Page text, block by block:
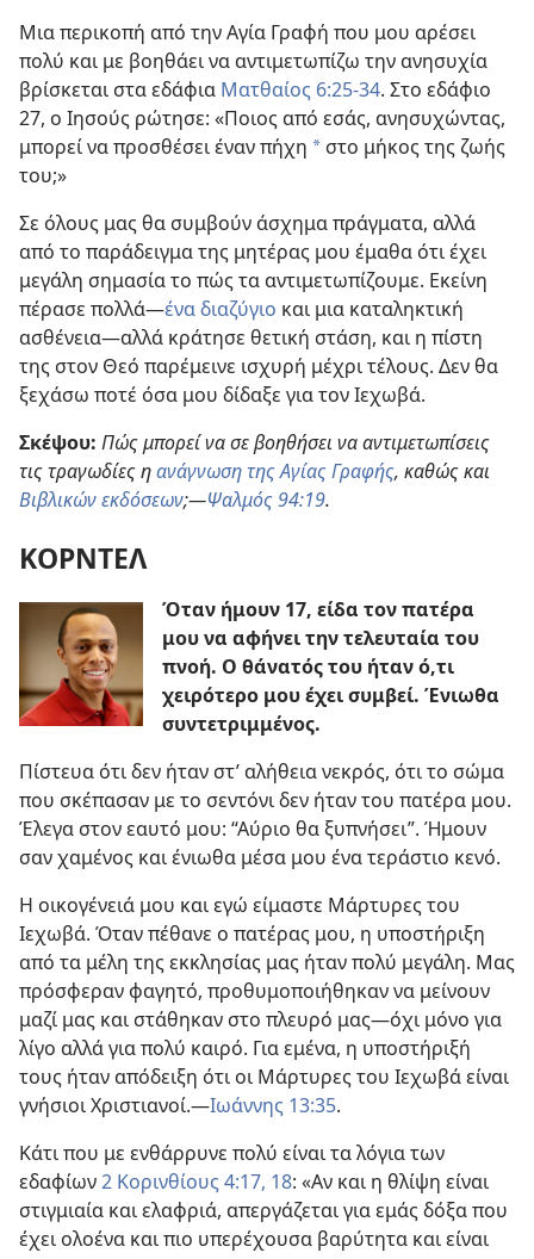
Μια περικοπή από την Αγία Γραφή που μου αρέσει
πολύ και με βοηθάει να αντιμετωπίζω την ανησυχία
βρίσκεται στα εδάφια Ματθαίος 6:25-34. Στο εδάφιο
27, ο Ιησούς ρώτησε: «Ποιος από εσάς, ανησυχώντας,
μπορεί να προσθέσει έναν πήχη a στο μήκος της ζωής
του;»
Σε όλους μας θα συμβούν άσχημα πράγματα, αλλά
από το παράδειγμα της μητέρας μου έμαθα ότι έχει
μεγάλη σημασία το πώς τα αντιμετωπίζουμε. Εκείνη
πέρασε πολλά​—ένα διαζύγιο και μια καταληκτική
ασθένεια—αλλά κράτησε θετική στάση, και η πίστη
της στον Θεό παρέμεινε ισχυρή μέχρι τέλους. Δεν θα
ξεχάσω ποτέ όσα μου δίδαξε για τον Ιεχωβά.
Σκέψου: Πώς μπορεί να σε βοηθήσει να αντιμετωπίσεις
τις τραγωδίες ηανάγνωση της Αγίας Γραφής, καθώς και
Βιβλικών εκδόσεων;—Ψαλμός 94:19.
ΚΟΡΝΤΕΛ
Όταν ήμουν 17, είδα τον πατέρα
μου να αφήνει την τελευταία του
πνοή. Ο θάνατός του ήταν ό,τι
χειρότερο μου έχει συμβεί. Ένιωθα
συντετριμμένος.
Πίστευα ότι δεν ήταν στ’ αλήθεια νεκρός, ότι το σώμα
που σκέπασαν με το σεντόνι δεν ήταν του πατέρα μου.
Έλεγα στον εαυτό μου: “Αύριο θα ξυπνήσει”. Ήμουν
σαν χαμένος και ένιωθα μέσα μου ένα τεράστιο κενό.
Η οικογένειά μου και εγώ είμαστε Μάρτυρες του
Ιεχωβά. Όταν πέθανε ο πατέρας μου, η υποστήριξη
από τα μέλη της εκκλησίας μας ήταν πολύ μεγάλη. Μας
πρόσφεραν φαγητό, προθυμοποιήθηκαν να μείνουν
μαζί μας και στάθηκαν στο πλευρό μας​—όχι μόνο για
λίγο αλλά για πολύ καιρό. Για εμένα, η υποστήριξή
τους ήταν απόδειξη ότι οι Μάρτυρες του Ιεχωβά είναι
γνήσιοι Χριστιανοί.​—Ιωάννης 13:35.
Κάτι που με ενθάρρυνε πολύ είναι τα λόγια των
εδαφίων2 Κορινθίους 4:17, 18: «Αν και η θλίψη είναι
στιγμιαία και ελαφριά, απεργάζεται για εμάς δόξα που
έχει ολοένα και πιο υπερέχουσα βαρύτητα και είναι